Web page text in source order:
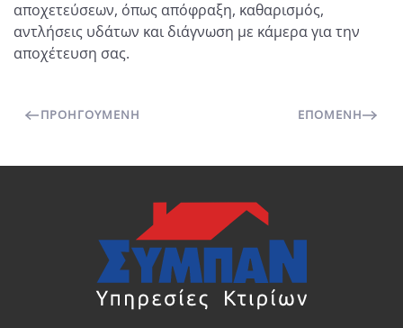
αποχετεύσεων, όπως απόφραξη, καθαρισμός,
αντλήσεις υδάτων και διάγνωση με κάμερα για την
αποχέτευση σας.
ΠΡΟΗΓΟΎΜΕΝΗ ΕΠΌΜΕΝΗ